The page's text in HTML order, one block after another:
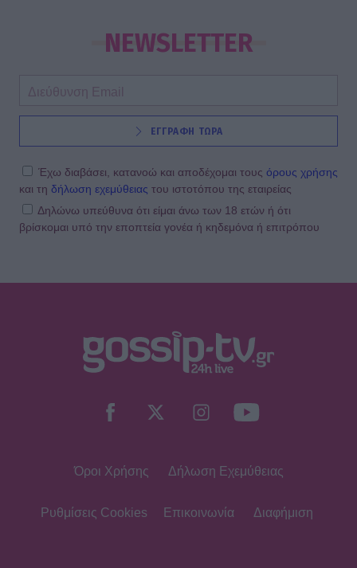
NEWSLETTER
ΕΓΓΡΑΦΗ ΤΩΡΑ
Έχω διαβάσει, κατανοώ και αποδέχομαι τους όρους χρήσης
και τη δήλωση εχεμύθειας του ιστοτόπου της εταιρείας
Δηλώνω υπεύθυνα ότι είμαι άνω των 18 ετών ή ότι
βρίσκομαι υπό την εποπτεία γονέα ή κηδεμόνα ή επιτρόπου
Όροι Χρήσης Δήλωση Εχεμύθειας
Ρυθμίσεις Cookies Επικοινωνία Διαφήμιση